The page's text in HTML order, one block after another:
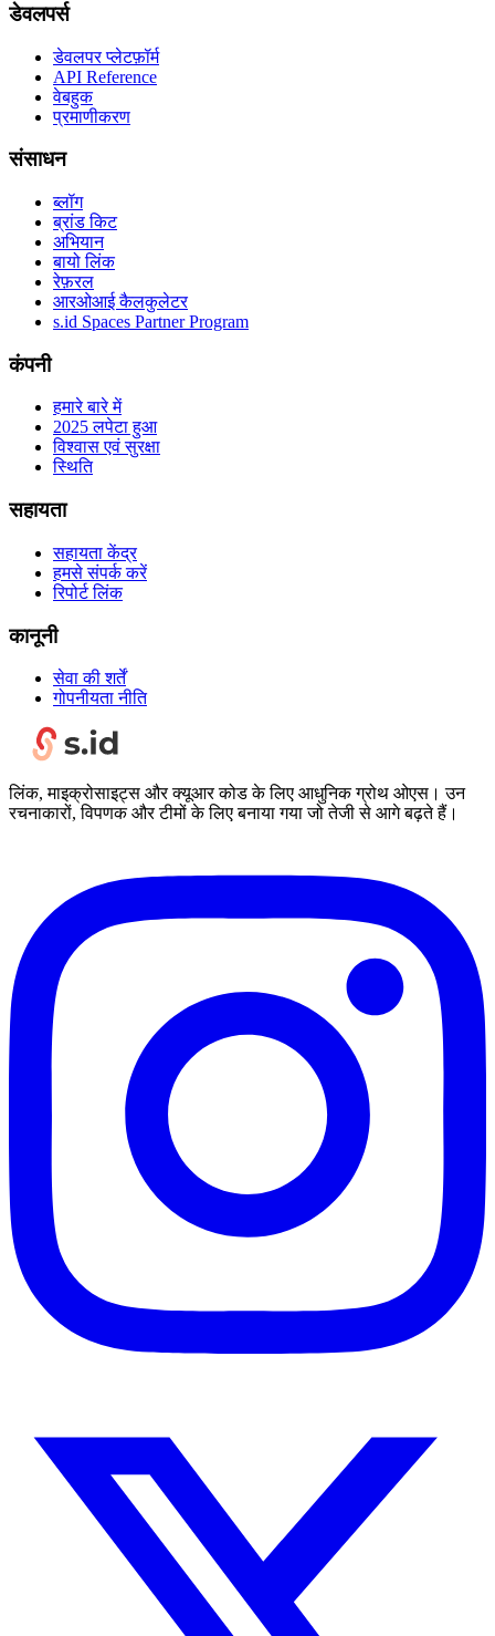
डेवलपर्स
डेवलपर प्लेटफ़ॉर्म
API Reference
वेबहुक
प्रमाणीकरण
संसाधन
ब्लॉग
ब्रांड किट
अभियान
बायो लिंक
रेफ़रल
आरओआई कैलकुलेटर
s.id Spaces Partner Program
कंपनी
हमारे बारे में
2025 लपेटा हुआ
विश्वास एवं सुरक्षा
स्थिति
सहायता
सहायता केंद्र
हमसे संपर्क करें
रिपोर्ट लिंक
कानूनी
सेवा की शर्तें
गोपनीयता नीति
लिंक, माइक्रोसाइट्स और क्यूआर कोड के लिए आधुनिक ग्रोथ ओएस। उन
रचनाकारों, विपणक और टीमों के लिए बनाया गया जो तेजी से आगे बढ़ते हैं।